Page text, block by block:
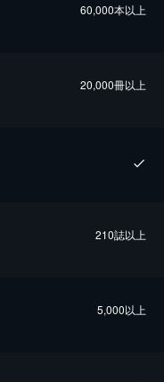
60,000本以上
20,000冊以上
210誌以上
5,000以上